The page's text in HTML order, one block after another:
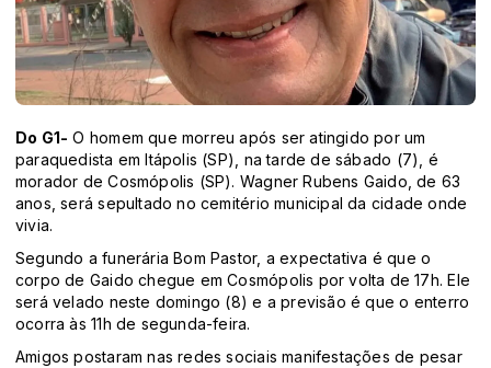
Do G1- O homem que morreu após ser atingido por um
paraquedista em Itápolis (SP), na tarde de sábado (7), é
morador de Cosmópolis (SP). Wagner Rubens Gaido, de 63
anos, será sepultado no cemitério municipal da cidade onde
vivia.
Segundo a funerária Bom Pastor, a expectativa é que o
corpo de Gaido chegue em Cosmópolis por volta de 17h. Ele
será velado neste domingo (8) e a previsão é que o enterro
ocorra às 11h de segunda-feira.
Amigos postaram nas redes sociais manifestações de pesar